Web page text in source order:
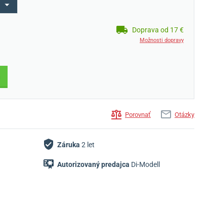
Doprava od 17 €
Možnosti dopravy
Porovnať Otázky
Záruka 2 let
Autorizovaný predajca Di-Modell